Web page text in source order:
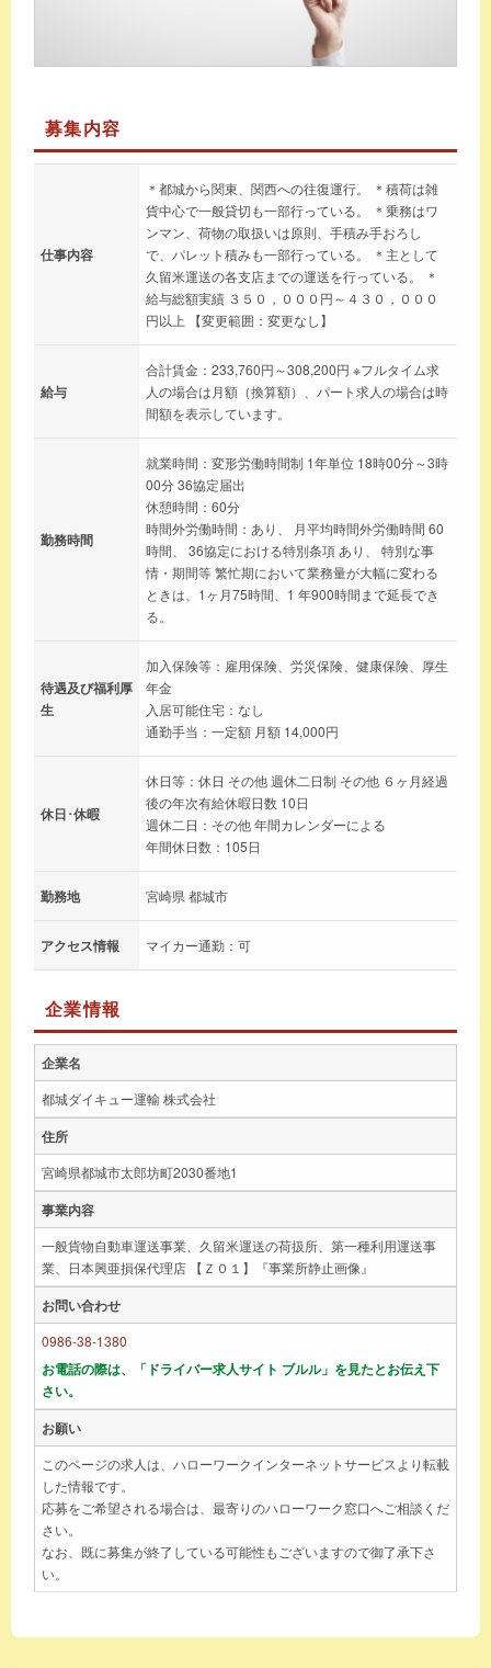
募集内容
仕事内容
＊都城から関東、関西への往復運行。 ＊積荷は雑
貨中心で一般貸切も一部行っている。 ＊乗務はワ
ンマン、荷物の取扱いは原則、手積み手おろし
で、パレット積みも一部行っている。 ＊主として
久留米運送の各支店までの運送を行っている。 ＊
給与総額実績 ３５０，０００円～４３０，０００
円以上 【変更範囲：変更なし】
給与
合計賃金：233,760円～308,200円 ※フルタイム求
人の場合は月額（換算額）、パート求人の場合は時
間額を表示しています。
勤務時間
就業時間：変形労働時間制 1年単位 18時00分～3時
00分 36協定届出
休憩時間：60分
時間外労働時間：あり、 月平均時間外労働時間 60
時間、 36協定における特別条項 あり、 特別な事
情・期間等 繁忙期において業務量が大幅に変わる
ときは、1ヶ月75時間、1 年900時間まで延長でき
る。
待遇及び福利厚
生
加入保険等：雇用保険、労災保険、健康保険、厚生
年金
入居可能住宅：なし
通勤手当：一定額 月額 14,000円
休日･休暇
休日等：休日 その他 週休二日制 その他 ６ヶ月経過
後の年次有給休暇日数 10日
週休二日：その他 年間カレンダーによる
年間休日数：105日
勤務地 宮崎県 都城市
アクセス情報 マイカー通勤：可
企業情報
企業名
都城ダイキュー運輸 株式会社
住所
宮崎県都城市太郎坊町2030番地1
事業内容
一般貨物自動車運送事業、久留米運送の荷扱所、第一種利用運送事
業、日本興亜損保代理店 【Ｚ０１】『事業所静止画像』
お問い合わせ
0986-38-1380
お電話の際は、「ドライバー求人サイト ブルル」を見たとお伝え下
さい。
お願い
このページの求人は、ハローワークインターネットサービスより転載
した情報です。
応募をご希望される場合は、最寄りのハローワーク窓口へご相談くだ
さい。
なお、既に募集が終了している可能性もございますので御了承下さ
い。